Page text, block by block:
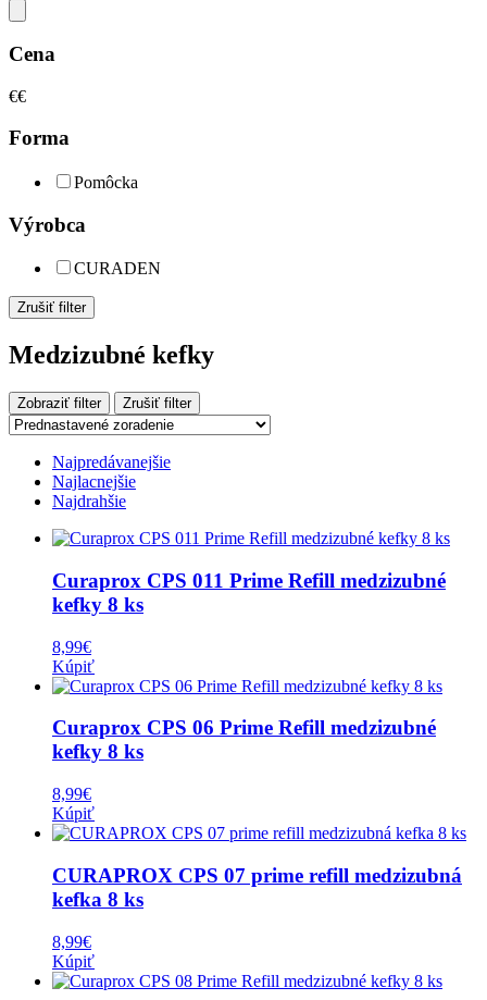
Cena
€€
Forma
Pomôcka
Výrobca
CURADEN
Zrušiť filter
Medzizubné kefky
Zobraziť filter Zrušiť filter
Najpredávanejšie
Najlacnejšie
Najdrahšie
Curaprox CPS 011 Prime Refill medzizubné
kefky 8 ks
8,99€
Kúpiť
Curaprox CPS 06 Prime Refill medzizubné
kefky 8 ks
8,99€
Kúpiť
CURAPROX CPS 07 prime refill medzizubná
kefka 8 ks
8,99€
Kúpiť